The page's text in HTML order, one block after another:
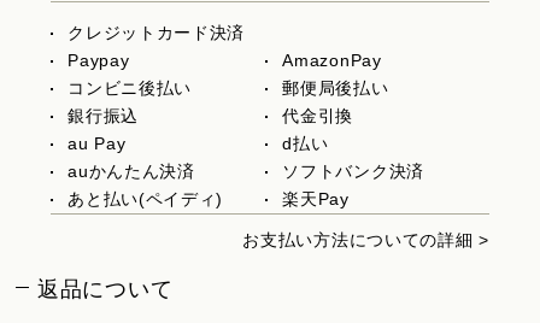
クレジットカード決済
Paypay
AmazonPay
コンビニ後払い
郵便局後払い
銀行振込
代金引換
au Pay
d払い
auかんたん決済
ソフトバンク決済
あと払い(ペイディ)
楽天Pay
お支払い方法についての詳細 >
返品について